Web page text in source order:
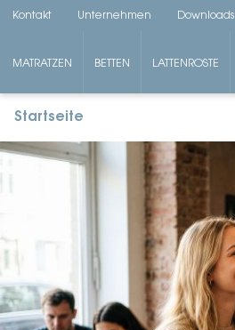
Kontakt Unternehmen Downloads
MATRATZEN BETTEN LATTENROSTE
Startseite